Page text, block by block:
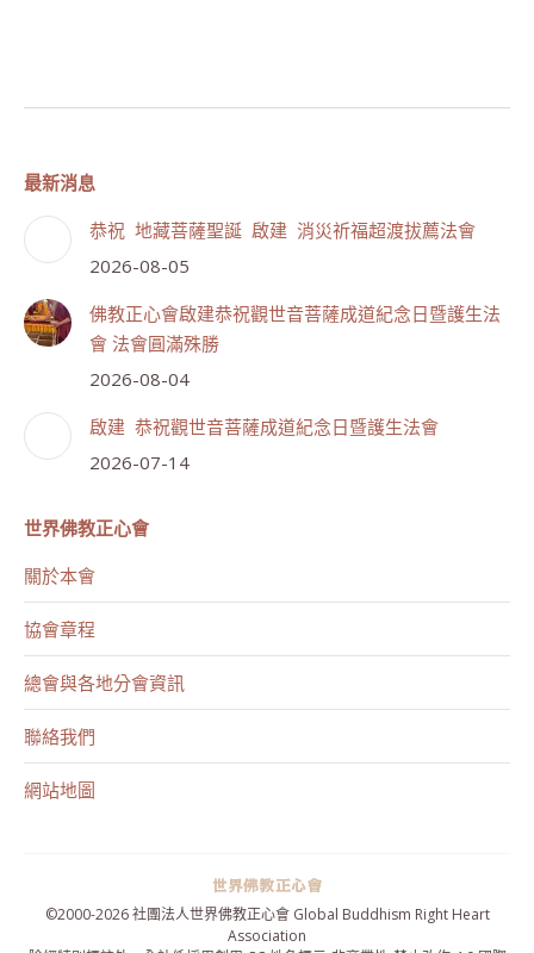
最新消息
恭祝 地藏菩薩聖誕 啟建 消災祈福超渡拔薦法會
2026-08-05
佛教正心會啟建恭祝觀世音菩薩成道紀念日暨護生法
會 法會圓滿殊勝
2026-08-04
啟建 恭祝觀世音菩薩成道紀念日暨護生法會
2026-07-14
世界佛教正心會
關於本會
協會章程
總會與各地分會資訊
聯絡我們
網站地圖
©2000-2026 社團法人世界佛教正心會 Global Buddhism Right Heart
Association